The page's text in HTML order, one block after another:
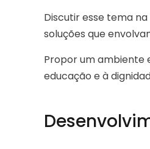
Discutir esse tema
soluções que
Propor um ambiente
educação e à